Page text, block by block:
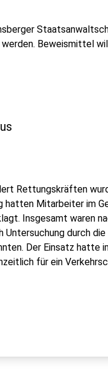
Beweismittel
Rettungskräften
hatten Mitarbeiter im
Insgesamt waren
Untersuchung durch
Der Einsatz hatte
für ein